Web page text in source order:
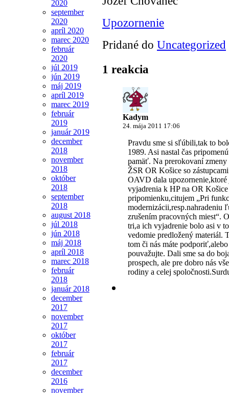
2020
september
2020
apríl 2020
marec 2020
február
2020
júl 2019
jún 2019
máj 2019
apríl 2019
marec 2019
február
2019
január 2019
december
2018
november
2018
október
2018
september
2018
august 2018
júl 2018
jún 2018
máj 2018
apríl 2018
marec 2018
február
2018
január 2018
december
2017
november
2017
október
2017
február
2017
december
2016
november
Upozornenie
Pridané do Uncategorized
1 reakcia
Kadym
24. mája 2011 17:06
Pravdu sme si sľúbili,tak to
1989. Asi nastal čas
pamäť. Na prerokovaní
ŽSR OR Košice so
OAVD dala
vyjadrenia k HP na OR
pripomienku,citujem „Pri
modernizácii,resp.nahradeniu
zrušením pracovných miest“.
tri,a ich vyjadrenie bolo asi v
vedomie predložený materiál.
tom či nás máte
pouvažujte. Dali sme sa do
prospech, ale pre dobro nás
rodiny a celej